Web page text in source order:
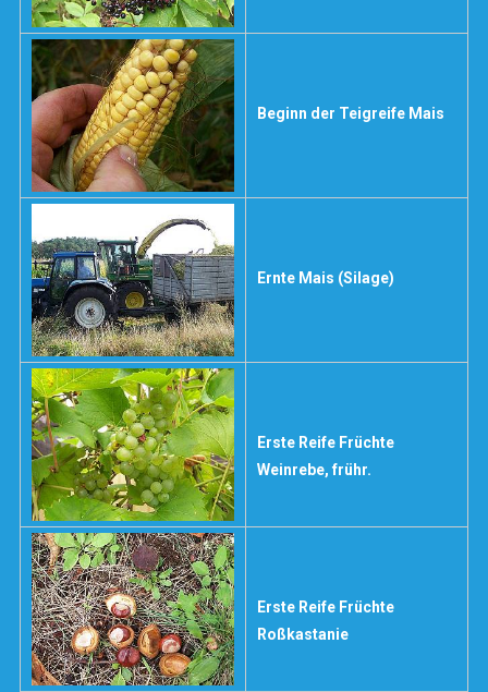
Beginn der Teigreife Mais
Ernte Mais (Silage)
Erste Reife Früchte
Weinrebe, frühr.
Erste Reife Früchte
Roßkastanie